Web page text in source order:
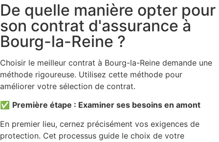
De quelle manière opter pour
son contrat d'assurance à
Bourg-la-Reine ?
Choisir le meilleur contrat à Bourg-la-Reine demande une
méthode rigoureuse. Utilisez cette méthode pour
améliorer votre sélection de contrat.
✅ Première étape : Examiner ses besoins en amont
En premier lieu, cernez précisément vos exigences de
protection. Cet processus guide le choix de votre